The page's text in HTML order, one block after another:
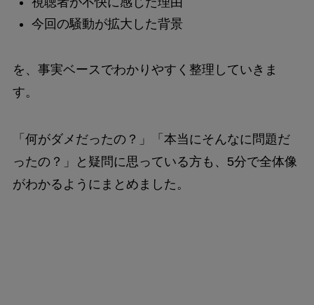
今回の騒動が拡大した背景
を、事実ベースでわかりやすく整理していきま
す。
「何がダメだったの？」「本当にそんなに問題だ
ったの？」と疑問に思っている方も、5分で全体像
がわかるようにまとめました。